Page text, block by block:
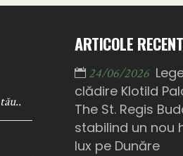
ARTICOLE
24/06/2026
clădire Klotild
The St. Regis
stabilind un nou
lux pe Dunăre